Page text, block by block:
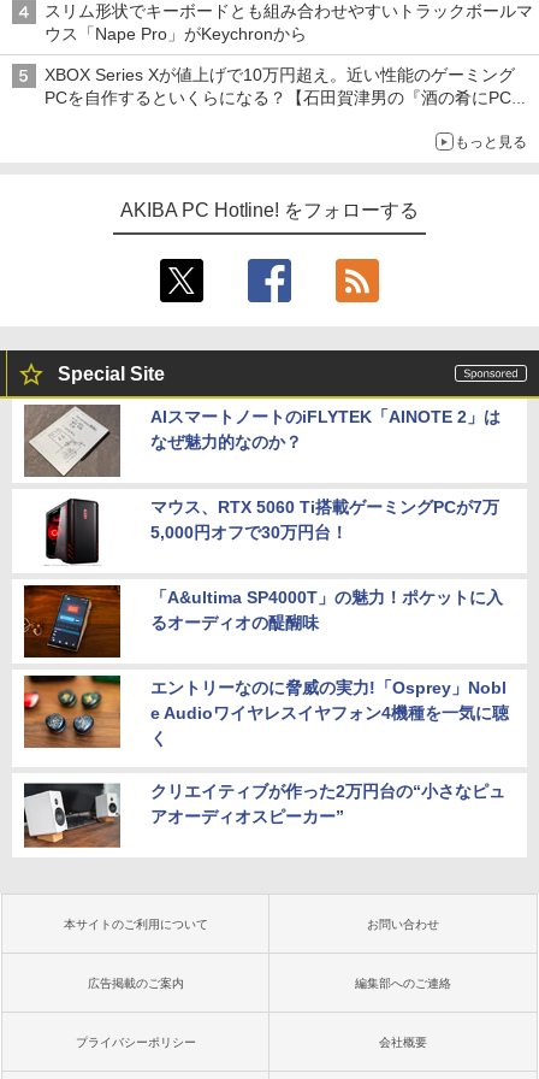
スリム形状でキーボードとも組み合わせやすいトラックボールマ
ウス「Nape Pro」がKeychronから
XBOX Series Xが値上げで10万円超え。近い性能のゲーミング
PCを自作するといくらになる？【石田賀津男の『酒の肴にPCゲ
もっと見る
AKIBA PC Hotline! をフォローする
Special Site
AIスマートノートのiFLYTEK「AINOTE 2」は
なぜ魅力的なのか？
マウス、RTX 5060 Ti搭載ゲーミングPCが7万
5,000円オフで30万円台！
「A&ultima SP4000T」の魅力！ポケットに入
るオーディオの醍醐味
エントリーなのに脅威の実力!「Osprey」Nobl
e Audioワイヤレスイヤフォン4機種を一気に聴
く
クリエイティブが作った2万円台の“小さなピュ
アオーディオスピーカー”
本サイトのご利用について お問い合わせ
広告掲載のご案内 編集部へのご連絡
プライバシーポリシー 会社概要